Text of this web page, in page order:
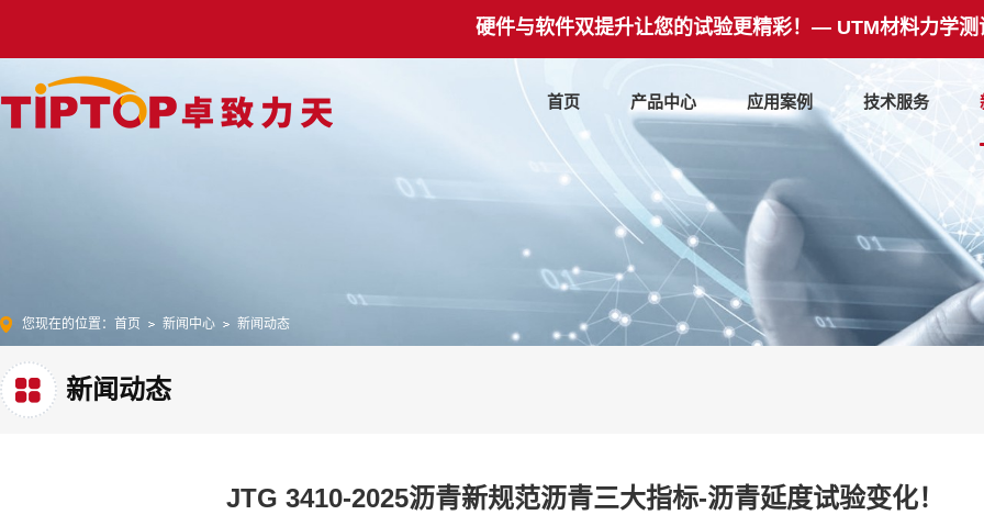
硬件与软件双提升让您的试验更精彩！— UTM材料力学测
首页 产品中心 应用案例 技术服务
您现在的位置： 首页 新闻中心 新闻动态
新闻动态
JTG 3410-2025沥青新规范沥青三大指标-沥青延度试验变化！